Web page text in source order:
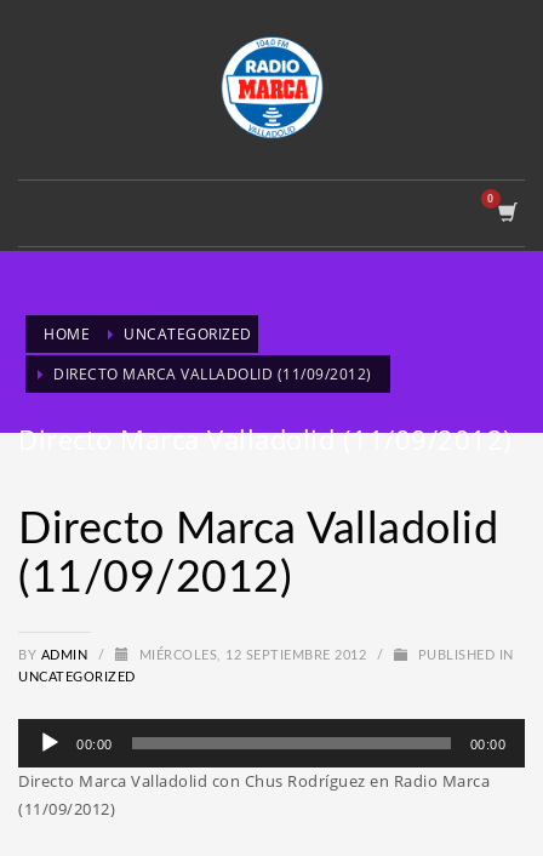
HOME
UNCATEGORIZED
DIRECTO MARCA VALLADOLID (11/09/2012)
Directo Marca Valladolid (11/09/2012)
Directo Marca Valladolid
(11/09/2012)
BY ADMIN / MIÉRCOLES, 12 SEPTIEMBRE 2012 /
PUBLISHED IN
UNCATEGORIZED
Reproductor
audio
00:00 00:00
Directo Marca Valladolid con Chus Rodríguez en Radio Marca
(11/09/2012)